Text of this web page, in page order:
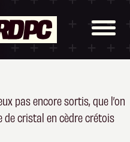
pas encore sortis, que l’on
de cristal en cèdre crétois